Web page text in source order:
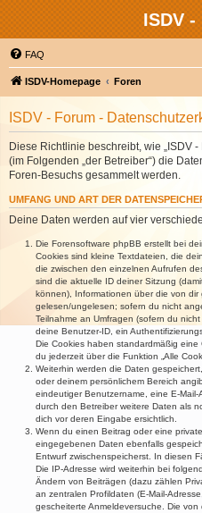
ISDV -
FAQ
ISDV-Homepage Foren
ISDV - Forum -
Diese Richtlinie beschreibt, wie „ISDV -
(im Folgenden „der Betreiber“) die
Foren-Besuchs gesammelt werden.
UMFANG UND ART DER
Deine Daten werden auf vier
Die Forensoftware phpBB erstellt bei
Cookies sind kleine Textdateien, die
die zwischen den einzelnen Aufrufen
sind die aktuelle ID deiner Sitzung
können), Informationen über die von
gelesen/ungelesen; sofern du nicht
Teilnahme an Umfragen (sofern du
deine Benutzer-ID, ein
Die Cookies haben standardmäßig
du jederzeit über die Funktion „Alle
Weiterhin werden die Daten
oder deinem persönlichem Bereich
eindeutiger Benutzername, eine E-
durch den Betreiber weitere Daten als
dich vor deren Eingabe ersichtlich.
Wenn du einen Beitrag oder eine
eingegebenen Daten ebenfalls
Entwurf zwischenspeicherst. In diesen
Die IP-Adresse wird weiterhin bei
Ändern von Beiträgen (dazu zählen
an zentralen Profildaten (E-Mail-
gescheiterte Anmeldeversuche. Die